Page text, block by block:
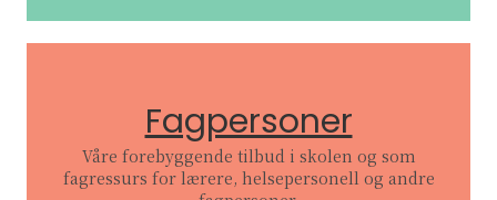
Fagpersoner
Våre forebyggende tilbud i skolen og som
fagressurs for lærere, helsepersonell og andre